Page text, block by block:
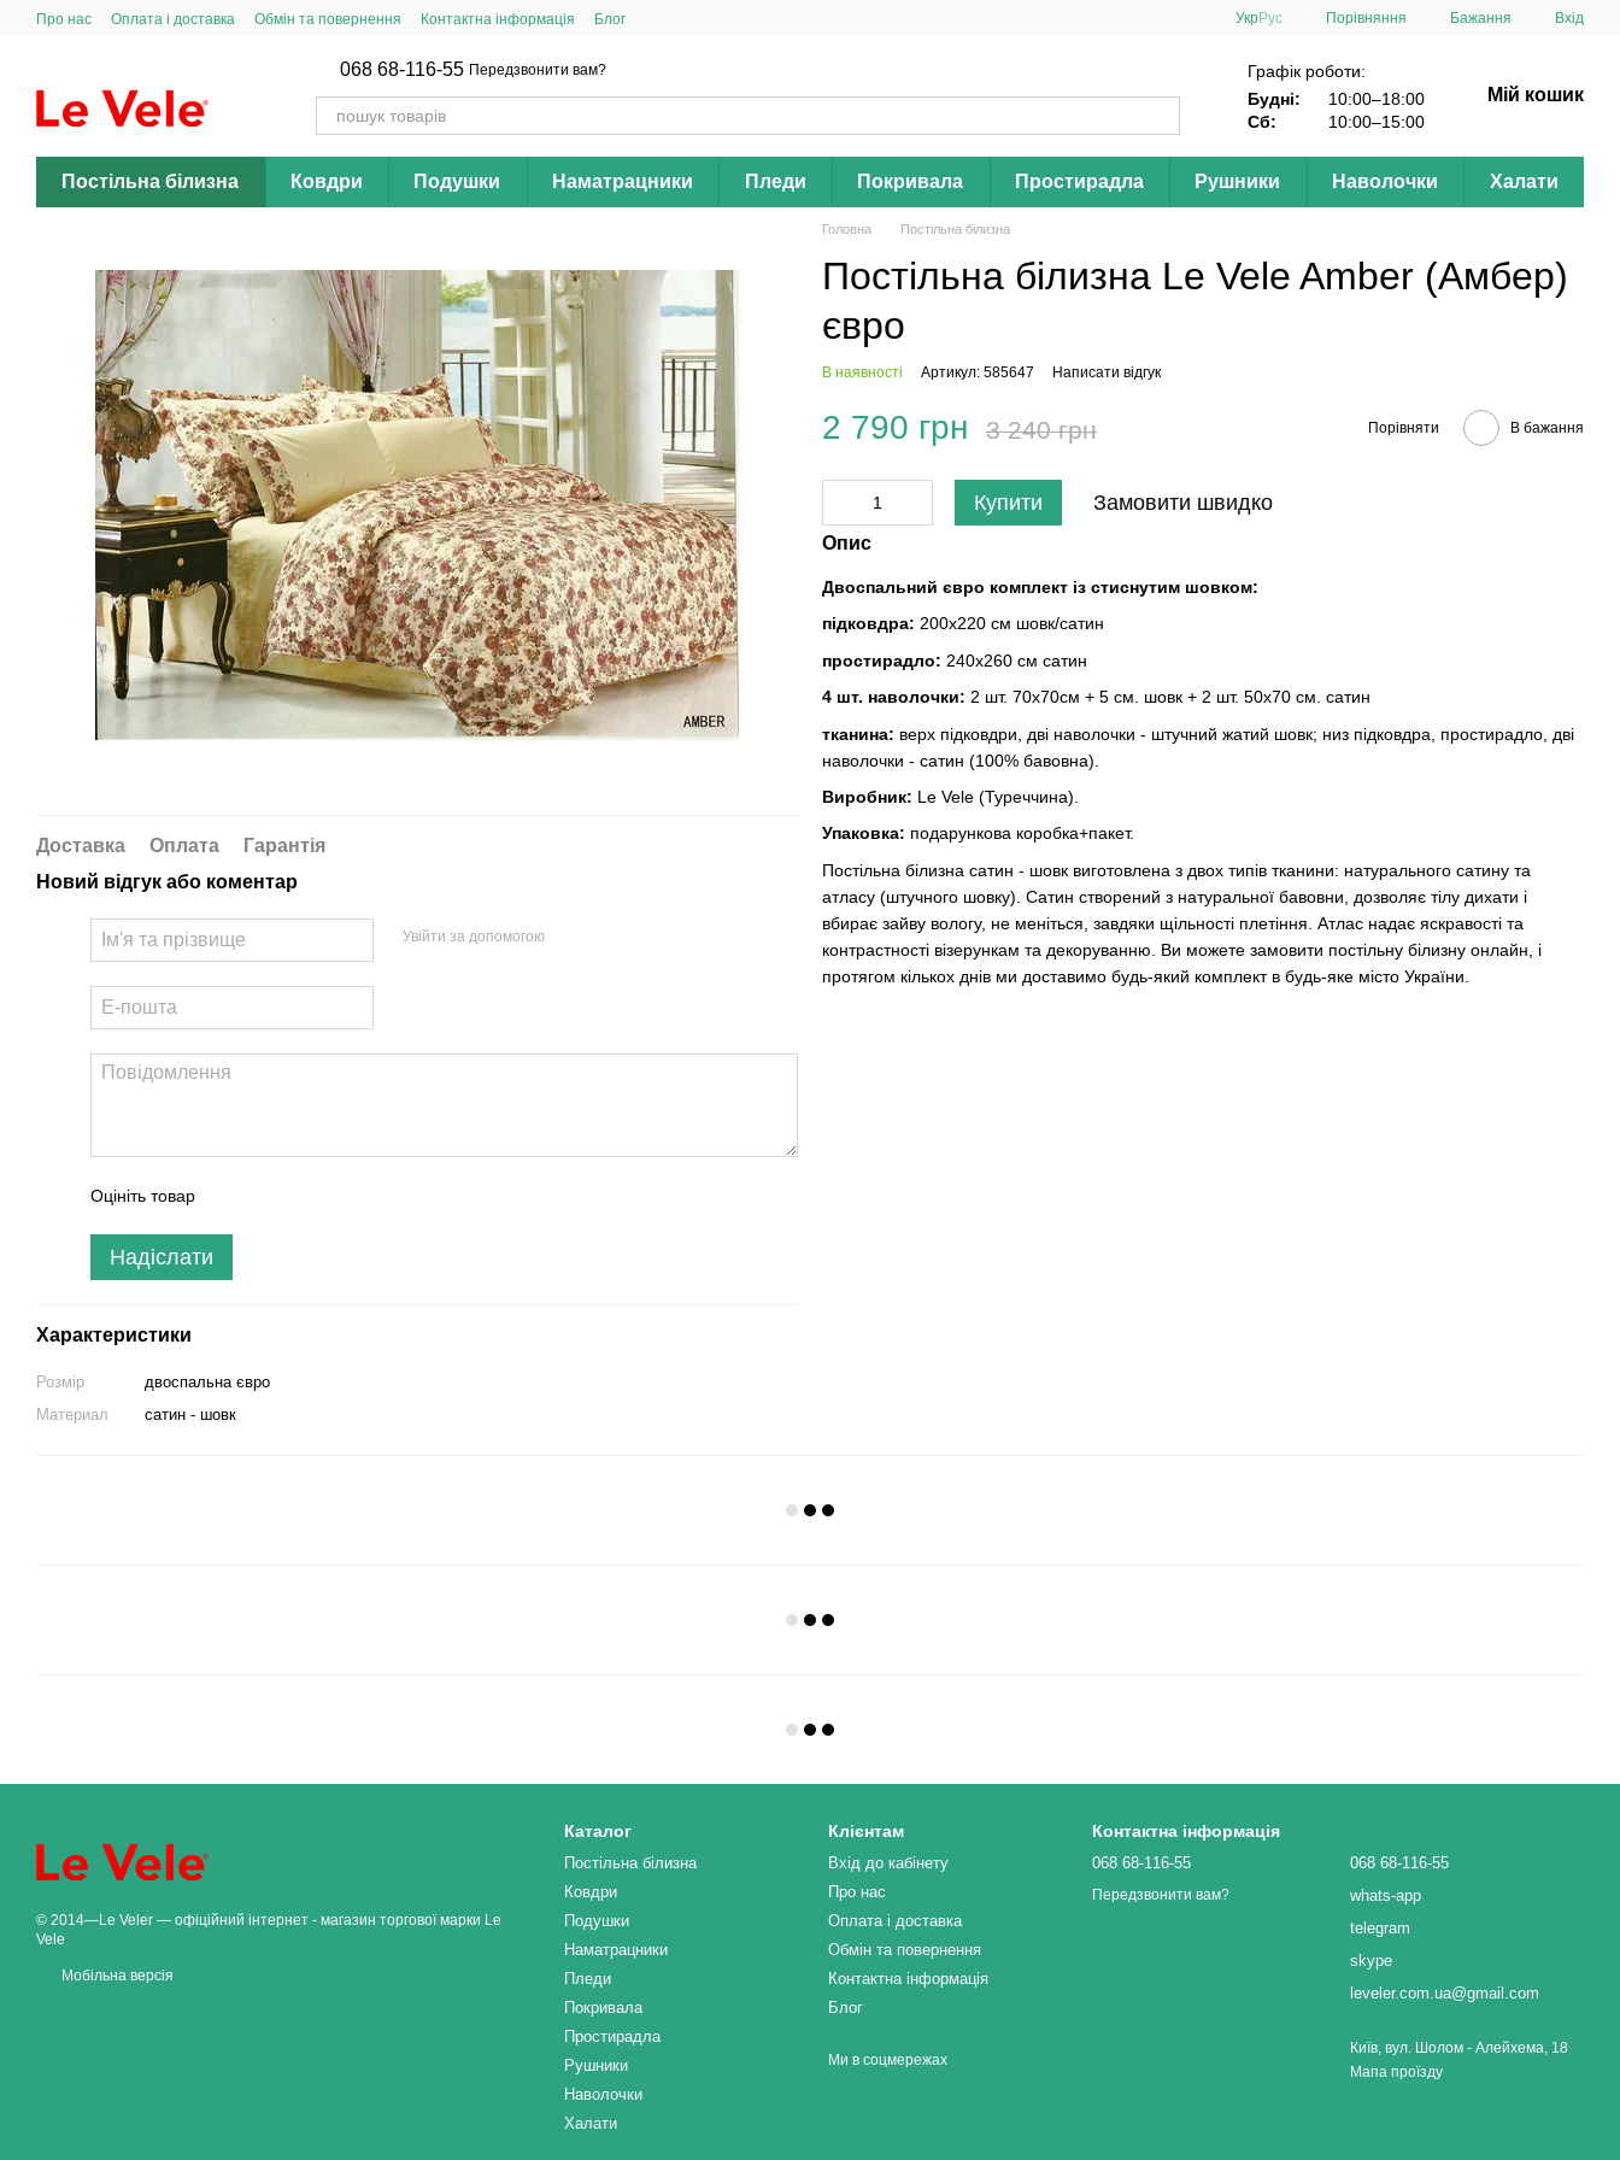
Перейти до основного контенту
Про нас Оплата і доставка Обмін та повернення Контактна інформація Блог УкрРус Порівняння Бажання Вхід
068 68-116-55 Передзвонити вам?
Графік роботи:
Будні:
10:00–18:00
Сб:
10:00–15:00
Мій кошик
Постільна білизна Ковдри Подушки Наматрацники Пледи Покривала Простирадла Рушники Наволочки Халати
Доставка Оплата
Гарантія
Новий відгук або коментар
Увійти за допомогою
Оцініть товар
Надіслати
Характеристики
Розмір
двоспальна євро
Материал
сатин - шовк
Головна Постільна білизна
Постільна білизна Le Vele Amber (Амбер)
євро
В наявності Артикул: 585647 Написати відгук
2 790 грн 3 240 грн Порівняти В бажання
Купити Замовити швидко
Опис
Двоспальний євро комплект із стиснутим шовком:
підковдра: 200x220 см шовк/сатин
простирадло: 240x260 см сатин
4 шт. наволочки: 2 шт. 70x70см + 5 см. шовк + 2 шт. 50х70 см. сатин
тканина: верх підковдри, дві наволочки - штучний жатий шовк; низ підковдра, простирадло, дві
наволочки - сатин (100% бавовна).
Виробник: Le Vele (Туреччина).
Упаковка: подарункова коробка+пакет.
Постільна білизна сатин - шовк виготовлена ​​з двох типів тканини: натурального сатину та
атласу (штучного шовку). Сатин створений з натуральної бавовни, дозволяє тілу дихати і
вбирає зайву вологу, не меніться, завдяки щільності плетіння. Атлас надає яскравості та
контрастності візерункам та декоруванню. Ви можете замовити постільну білизну онлайн, і
протягом кількох днів ми доставимо будь-який комплект в будь-яке місто України.
© 2014—Le Veler — офіційний інтернет - магазин торгової марки Le
Vele
Мобільна версія
Каталог
Постільна білизна
Ковдри
Подушки
Наматрацники
Пледи
Покривала
Простирадла
Рушники
Наволочки
Халати
Клієнтам
Вхід до кабінету
Про нас
Оплата і доставка
Обмін та повернення
Контактна інформація
Блог
Ми в соцмережах
Контактна інформація
068 68-116-55
Передзвонити вам?
068 68-116-55
whats-app
telegram
skype
leveler.com.ua@gmail.com
Київ, вул. Шолом - Алейхема, 18
Мапа проїзду